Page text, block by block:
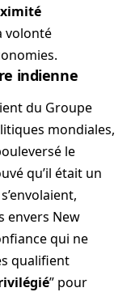
volonté
indienne
du Groupe
mondiales,
le
qu’il était un
envers New
qui ne
qualifient
” pour